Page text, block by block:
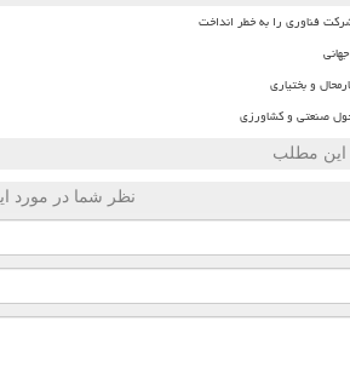
فناوری را به خطر انداخت
و بختیاری
صنعتی و کشاورزی
این مطلب
نظر شما در مورد